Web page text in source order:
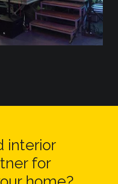
interior
for